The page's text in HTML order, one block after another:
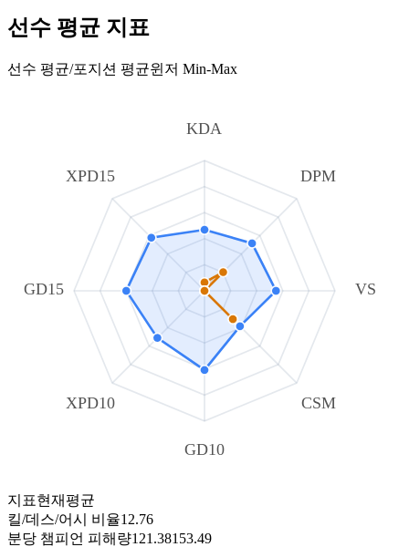
선수 평균 지표
선수 평균/포지션 평균윈저 Min-Max
KDA
DPM
VS
CSM
GD10
XPD10
GD15
XPD15
지표현재평균
킬/데스/어시 비율1 2.76
분당 챔피언 피해량121.38153.49